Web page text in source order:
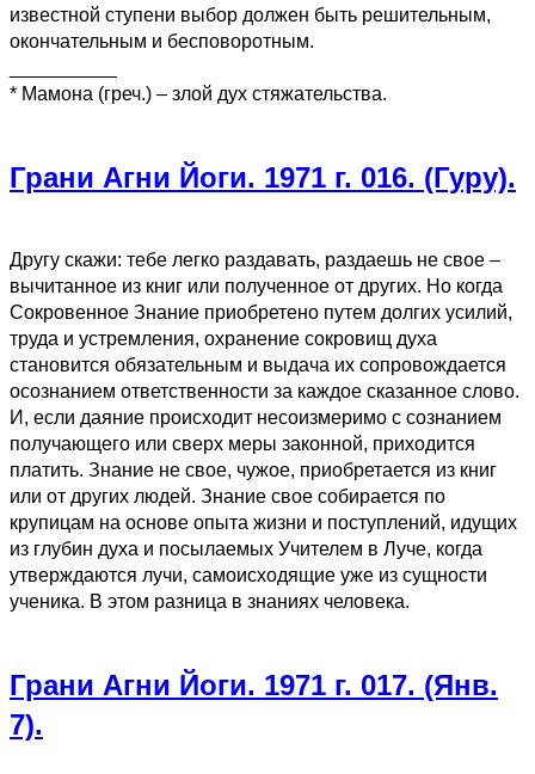
известной ступени выбор должен быть решительным,
окончательным и бесповоротным.
* Мамона (греч.) – злой дух стяжательства.
Грани Агни Йоги. 1971 г. 016. (Гуру).
Другу скажи: тебе легко раздавать, раздаешь не свое –
вычитанное из книг или полученное от других. Но когда
Сокровенное Знание приобретено путем долгих усилий,
труда и устремления, охранение сокровищ духа
становится обязательным и выдача их сопровождается
осознанием ответственности за каждое сказанное слово.
И, если даяние происходит несоизмеримо с сознанием
получающего или сверх меры законной, приходится
платить. Знание не свое, чужое, приобретается из книг
или от других людей. Знание свое собирается по
крупицам на основе опыта жизни и поступлений, идущих
из глубин духа и посылаемых Учителем в Луче, когда
утверждаются лучи, самоисходящие уже из сущности
ученика. В этом разница в знаниях человека.
Грани Агни Йоги. 1971 г. 017. (Янв.
7).